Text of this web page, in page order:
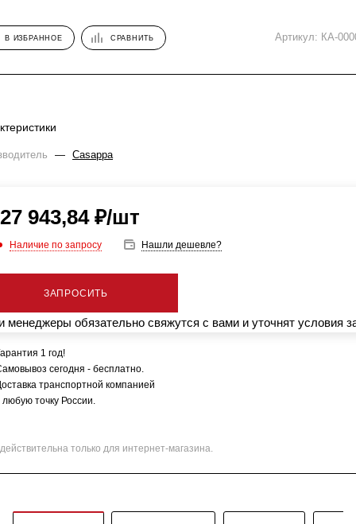
В ИЗБРАННОЕ СРАВНИТЬ Артикул: КА-
— Casappa
27 943,84₽/шт
Наличие по запросу Нашли дешевле?
ЗАПРОСИТЬ
менеджеры обязательно свяжутся с вами и уточнят условия
1 год!
сегодня - бесплатно.
транспортной компанией
любую точку России.
только для интернет-магазина.